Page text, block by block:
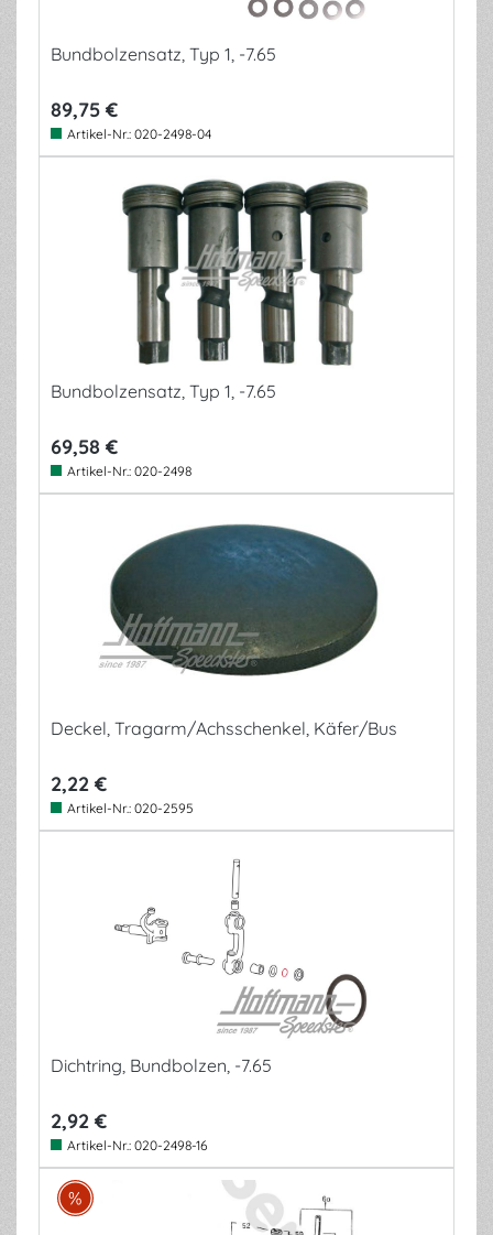
Bundbolzensatz, Typ 1, -7.65
89,75 €
Artikel-Nr.: 020-2498-04
Bundbolzensatz, Typ 1, -7.65
69,58 €
Artikel-Nr.: 020-2498
Deckel, Tragarm/Achsschenkel, Käfer/Bus
2,22 €
Artikel-Nr.: 020-2595
Dichtring, Bundbolzen, -7.65
2,92 €
Artikel-Nr.: 020-2498-16